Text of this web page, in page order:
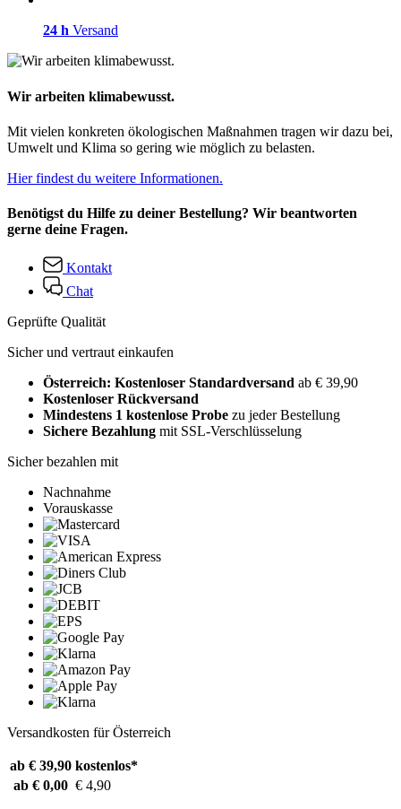
24 h Versand
Wir arbeiten klimabewusst.
Mit vielen konkreten ökologischen Maßnahmen tragen wir dazu bei,
Umwelt und Klima so gering wie möglich zu belasten.
Hier findest du weitere Informationen.
Benötigst du Hilfe zu deiner Bestellung? Wir beantworten
gerne deine Fragen.
Kontakt
Chat
Geprüfte Qualität
Sicher und vertraut einkaufen
Österreich: Kostenloser Standardversand ab € 39,90
Kostenloser Rückversand
Mindestens 1 kostenlose Probe zu jeder Bestellung
Sichere Bezahlung mit SSL-Verschlüsselung
Sicher bezahlen mit
Nachnahme
Vorauskasse
Versandkosten für Österreich
ab € 39,90 kostenlos*
ab € 0,00 € 4,90